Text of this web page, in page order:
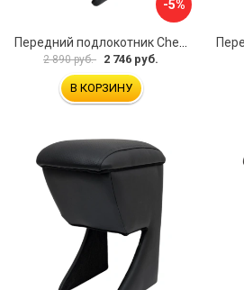
-5%
2 890 руб. 2 746 руб.
В КОРЗИНУ